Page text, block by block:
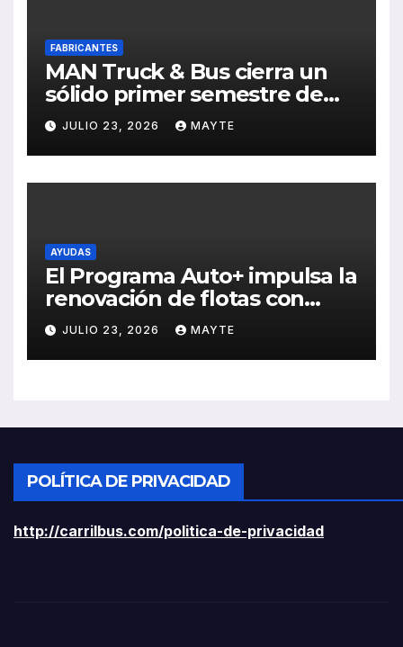
FABRICANTES
MAN Truck & Bus cierra un
sólido primer semestre de
2026 con crecimiento en
ventas, pedidos y
rentabilidad
JULIO 23, 2026 MAYTE
AYUDAS
El Programa Auto+ impulsa la
renovación de flotas con
ayudas a vehículos eléctricos
ligeros
JULIO 23, 2026 MAYTE
POLÍTICA DE PRIVACIDAD
http://carrilbus.com/politica-de-privacidad